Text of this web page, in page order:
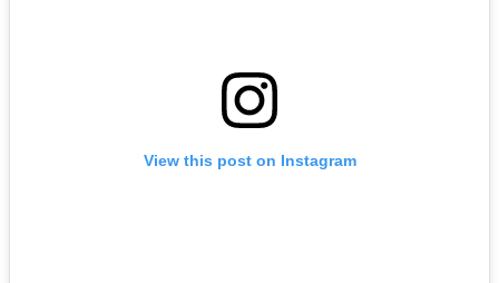
View this post on Instagram